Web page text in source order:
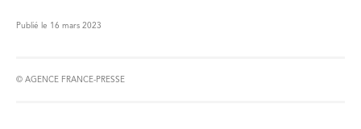
Publié le 16 mars 2023
© AGENCE FRANCE-PRESSE